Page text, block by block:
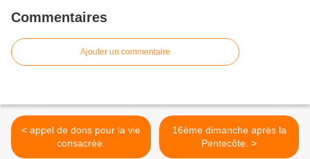
Commentaires
Ajouter un commentaire
< appel de dons pour la vie
consacrée.
16ème dimanche après la
Pentecôte. >